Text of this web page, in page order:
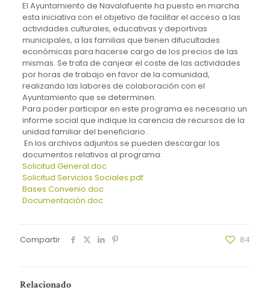
El Ayuntamiento de Navalafuente ha puesto en marcha
esta iniciativa con el objetivo de facilitar el acceso a las
actividades culturales, educativas y deportivas
municipales, a las familias que tienen difucultades
económicas para hacerse cargo de los precios de las
mismas. Se trata de canjear el coste de las actividades
por horas de trabajo en favor de la comunidad,
realizando las labores de colaboración con el
Ayuntamiento que se determinen.
Para poder participar en este programa es necesario un
informe social que indique la carencia de recursos de la
unidad familiar del beneficiario.
En los archivos adjuntos se pueden descargar los
documentos relativos al programa:
Solicitud General.doc
Solicitud Servicios Sociales.pdf
Bases Convenio.doc
Documentación.doc
Compartir 84
Relacionado